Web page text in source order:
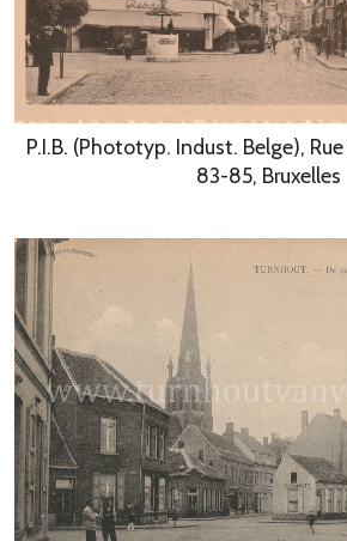
P.I.B. (Phototyp. Indust. Belge),
83-85, Bruxelles